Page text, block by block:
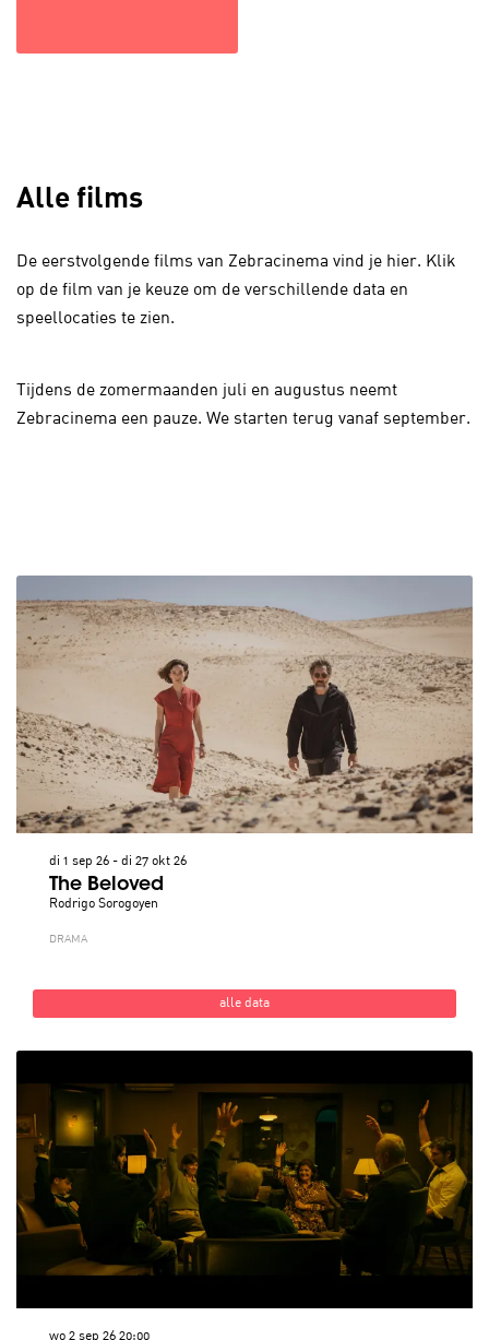
Alle films
De eerstvolgende films van Zebracinema vind je hier. Klik
op de film van je keuze om de verschillende data en
speellocaties te zien.
Tijdens de zomermaanden juli en augustus neemt
Zebracinema een pauze. We starten terug vanaf september.
The Beloved
Rodrigo Sorogoyen
di 1 sep 26 - di 27 okt 26
DRAMA
alle data
wo 2 sep 26 20:00